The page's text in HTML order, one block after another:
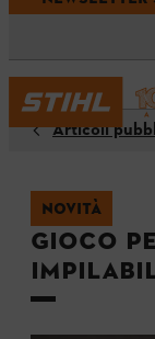
Articoli
NOVITÀ
Gioco